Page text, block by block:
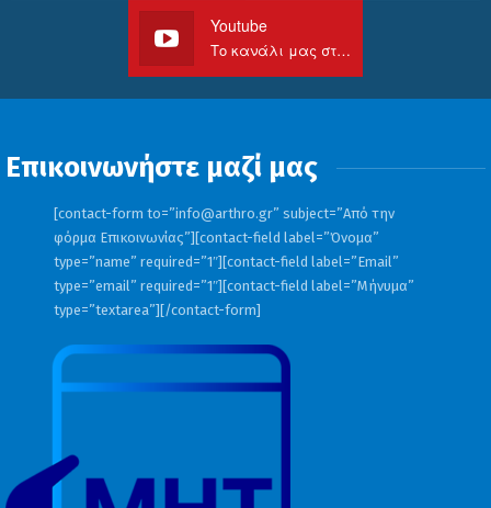
Youtube
Το κανάλι μας στο Youtube
Επικοινωνήστε μαζί μας
[contact-form to=”info@arthro.gr” subject=”Από την
φόρμα Επικοινωνίας”][contact-field label=”Όνομα”
type=”name” required=”1″][contact-field label=”Email”
type=”email” required=”1″][contact-field label=”Μήνυμα”
type=”textarea”][/contact-form]